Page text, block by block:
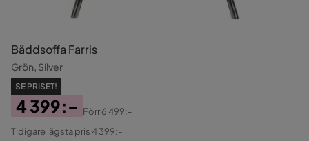
Bäddsoffa Farris
Grön, Silver
SE PRISET!
Pris
4 399:-
Original
Förr6 499:-
Tidigare lägsta pris 4 399:-